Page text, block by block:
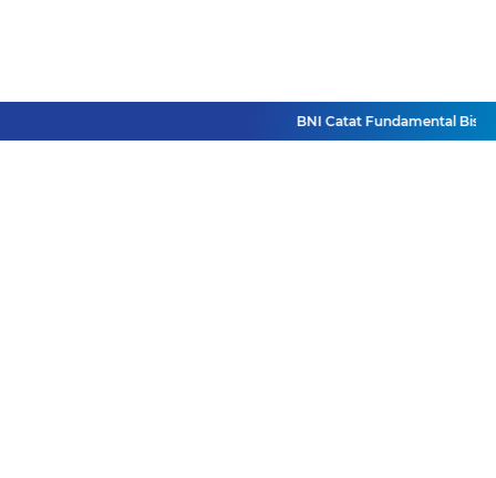
BNI Catat Fundamental Bisnis